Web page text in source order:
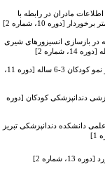
مادران در رابطه با
10، شماره 2]
بازسازی انسیزورهای شیری
2]
تاثیرکشیدن دندانهای شیری بر روی رشد و نمو کودکان 3-6 ساله [دوره 11،
دندانپزشکی کودکان [دوره
دندانپزشکی تبریز
2]